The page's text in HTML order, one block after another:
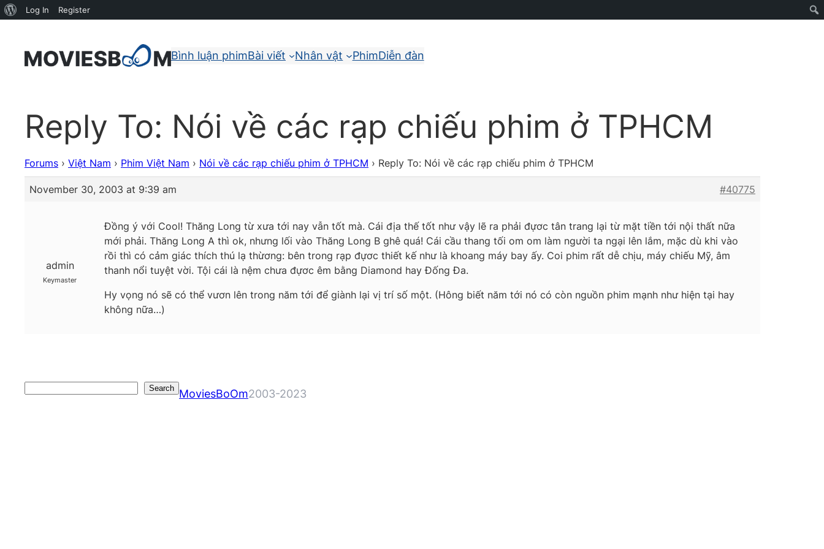
Bình luận phimBài viết Nhân vật PhimDiễn đàn
Reply To: Nói về các rạp chiếu phim ở TPHCM
Forums › Việt Nam › Phim Việt Nam › Nói về các rạp chiếu phim ở TPHCM › Reply To: Nói về các rạp chiếu phim ở TPHCM
November 30, 2003 at 9:39 am #40775
admin
Keymaster
Đồng ý với Cool! Thăng Long từ xưa tới nay vẫn tốt mà. Cái địa thế tốt như vậy lẽ ra phải đựơc tân trang lại từ mặt tiền tới nội thất nữa
mới phải. Thăng Long A thì ok, nhưng lối vào Thăng Long B ghê quá! Cái cầu thang tối om om làm người ta ngại lên lắm, mặc dù khi vào
rồi thì có cảm giác thích thú lạ thừơng: bên trong rạp đựơc thiết kế như là khoang máy bay ấy. Coi phim rất dễ chịu, máy chiếu Mỹ, âm
thanh nổi tuyệt vời. Tội cái là nệm chưa đựơc êm bằng Diamond hay Đống Đa.
Hy vọng nó sẽ có thể vươn lên trong năm tới để giành lại vị trí số một. (Hông biết năm tới nó có còn nguồn phim mạnh như hiện tại hay
không nữa…)
Search MoviesBoOm2003-2023
About
Log In Register